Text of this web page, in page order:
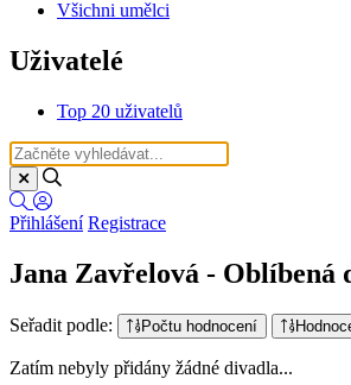
Všichni umělci
Uživatelé
Top 20 uživatelů
Přihlášení Registrace
Jana Zavřelová - Oblíbená
Seřadit podle: Počtu hodnocení
Zatím nebyly přidány žádné divadla...